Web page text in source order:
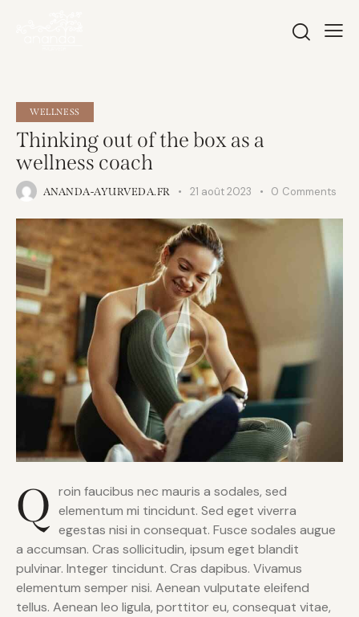
WELLNESS
Thinking out of the box as a
wellness coach
ANANDA-AYURVEDA.FR 21 août 2023 0 Comments
Q roin faucibus nec mauris a sodales, sed
elementum mi tincidunt. Sed eget viverra
egestas nisi in consequat. Fusce sodales augue
a accumsan. Cras sollicitudin, ipsum eget blandit
pulvinar. Integer tincidunt. Cras dapibus. Vivamus
elementum semper nisi. Aenean vulputate eleifend
tellus. Aenean leo ligula, porttitor eu, consequat vitae,